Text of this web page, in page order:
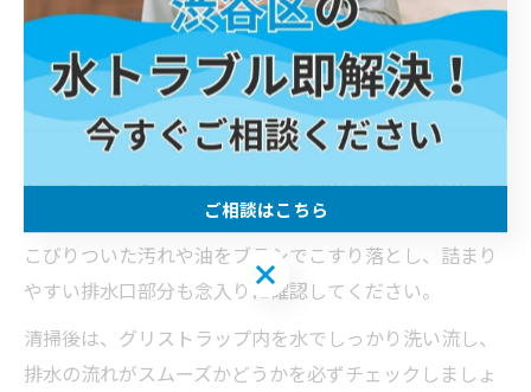
排水詰まり解消のためのグリストラップ清掃手順
排水詰まりを根本から解消するには、グリストラップの
正しい清掃手順を理解し、実践することが重要です。ま
ず、グリストラップ内のゴミ受けバスケットを取り外
し、溜まった固形物や油脂分を専用のスコップやバケツ
で丁寧に取り除きます。次に、内部の仕切り板や壁面に
こびりついた汚れや油をブラシでこすり落とし、詰まり
やすい排水口部分も念入りに確認してください。
清掃後は、グリストラップ内を水でしっかり洗い流し、
排水の流れがスムーズかどうかを必ずチェックしましょ
ご相談はこちら
ご相談はこちら